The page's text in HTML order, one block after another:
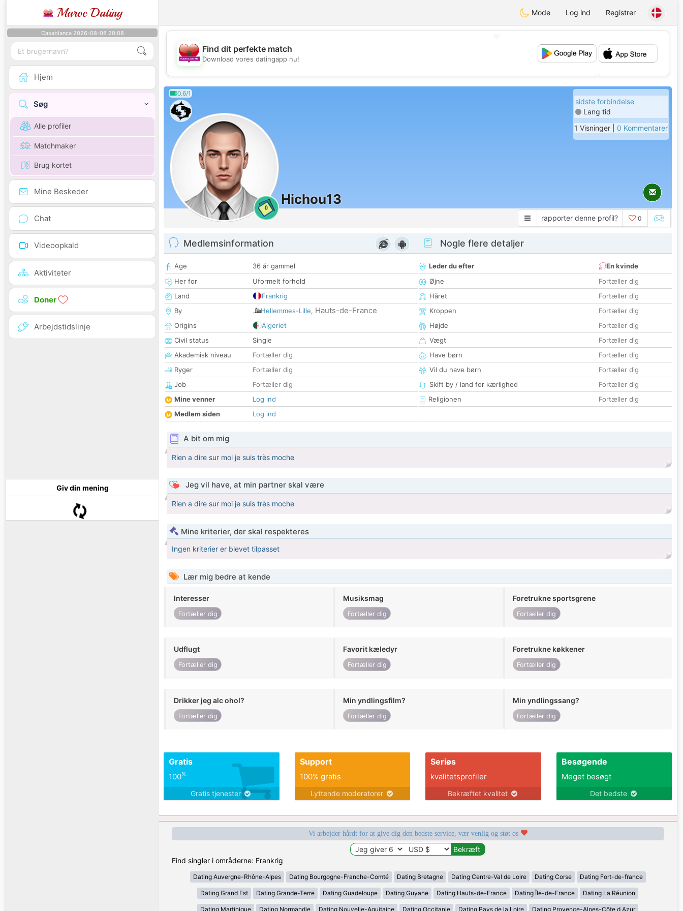
Maroc Dating Mode Log ind Registrer
Casablanca 2026-08-08 20:08
Hjem
Søg
Alle profiler
Matchmaker
Brug kortet
Mine Beskeder
Chat
Videoopkald
Aktiviteter
Doner
Arbejdstidslinje
Giv din mening
💖
💕
Find dit perfekte match
Download vores datingapp nu!
0.6/1
0
Hichou13
sidste forbindelse
Lang tid
1 Visninger | 0 Kommentarer
rapporter denne profil? 0
Medlemsinformation
Age
36 år gammel
Her for
Uformelt forhold
Land
Frankrig
By
Hellemmes-Lille, Hauts-de-France
Origins
Algeriet
Civil status
Single
Akademisk niveau
Fortæller dig
Ryger
Fortæller dig
Job
Fortæller dig
Mine venner
Log ind
Medlem siden
Log ind
Nogle flere detaljer
Leder du efter
En kvinde
Øjne
Fortæller dig
Håret
Fortæller dig
Kroppen
Fortæller dig
Højde
Fortæller dig
Vægt
Fortæller dig
Have børn
Fortæller dig
Vil du have børn
Fortæller dig
Skift by / land for kærlighed
Fortæller dig
Religionen
Fortæller dig
A bit om mig
Rien a dire sur moi je suis très moche
Jeg vil have, at min partner skal være
Rien a dire sur moi je suis très moche
Mine kriterier, der skal respekteres
Ingen kriterier er blevet tilpasset
Lær mig bedre at kende
Interesser
Fortæller dig
Musiksmag
Fortæller dig
Foretrukne sportsgrene
Fortæller dig
Udflugt
Fortæller dig
Favorit kæledyr
Fortæller dig
Foretrukne køkkener
Fortæller dig
Drikker jeg alc ohol?
Fortæller dig
Min yndlingsfilm?
Fortæller dig
Min yndlingssang?
Fortæller dig
Gratis
100%
Gratis tjenester
Support
100% gratis
Lyttende moderatorer
Seriøs
kvalitetsprofiler
Bekræftet kvalitet
Besøgende
Meget besøgt
Det bedste
Vi arbejder hårdt for at give dig den bedste service, vær venlig og støt os
Find singler i områderne: Frankrig
Dating Auvergne-Rhône-Alpes Dating Bourgogne-Franche-Comté Dating Bretagne Dating Centre-Val de Loire Dating Corse Dating Fort-de-france
Dating Grand Est Dating Grande-Terre Dating Guadeloupe Dating Guyane Dating Hauts-de-France Dating Île-de-France Dating La Réunion
Dating Martinique Dating Normandie Dating Nouvelle-Aquitaine Dating Occitanie Dating Pays de la Loire Dating Provence-Alpes-Côte d Azur